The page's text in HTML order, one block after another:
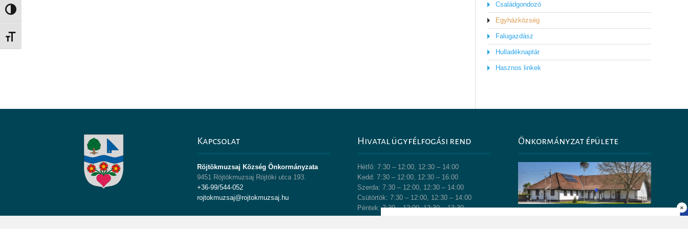
Nagy kontraszt váltása
Betűméret váltása
×
Családgondozó
Egyházközség
Falugazdász
Hulladéknaptár
Hasznos linkek
Kapcsolat
Röjtökmuzsaj Község Önkormányzata
9451 Röjtökmuzsaj Röjtöki utca 193.
+36-99/544-052
rojtokmuzsaj@rojtokmuzsaj.hu
Hivatal ügyfélfogási rend
Hétfő: 7:30 – 12:00, 12:30 – 14:00
Kedd: 7:30 – 12:00, 12:30 – 16:00
Szerda: 7:30 – 12:00, 12:30 – 14:00
Csütörtök: 7:30 – 12:00, 12:30 – 14:00
Péntek: 7:30 – 12:00, 12:30 – 13:30
Önkormányzat épülete